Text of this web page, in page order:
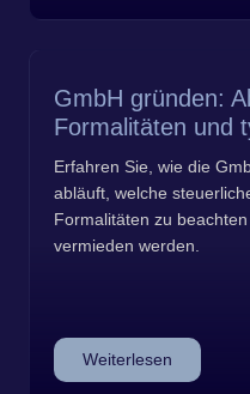
GmbH gründen:
Formalitäten und
Erfahren Sie, wie die
abläuft, welche
Formalitäten zu
vermieden werden.
Weiterlesen